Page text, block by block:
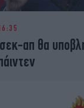
απ θα